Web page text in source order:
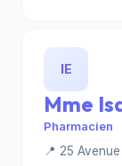
IE
Mme
Pharmacien
📍 25